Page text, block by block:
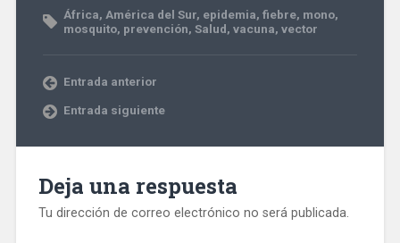
África, América del Sur, epidemia, fiebre, mono,
mosquito, prevención, Salud, vacuna, vector
Entrada anterior
Entrada siguiente
Deja una respuesta
Tu dirección de correo electrónico no será publicada.